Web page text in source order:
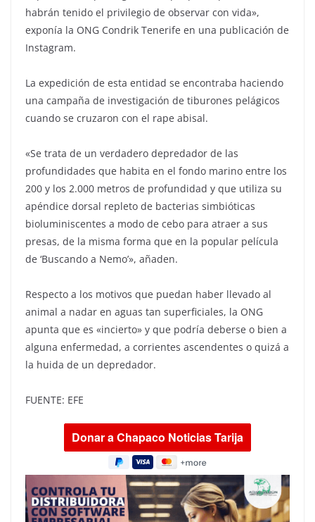
habrán tenido el privilegio de observar con vida»,
exponía la ONG Condrik Tenerife en una publicación de
Instagram.
La expedición de esta entidad se encontraba haciendo
una campaña de investigación de tiburones pelágicos
cuando se cruzaron con el rape abisal.
«Se trata de un verdadero depredador de las
profundidades que habita en el fondo marino entre los
200 y los 2.000 metros de profundidad y que utiliza su
apéndice dorsal repleto de bacterias simbióticas
bioluminiscentes a modo de cebo para atraer a sus
presas, de la misma forma que en la popular película
de ‘Buscando a Nemo’», añaden.
Respecto a los motivos que puedan haber llevado al
animal a nadar en aguas tan superficiales, la ONG
apunta que es «incierto» y que podría deberse o bien a
alguna enfermedad, a corrientes ascendentes o quizá a
la huida de un depredador.
FUENTE: EFE